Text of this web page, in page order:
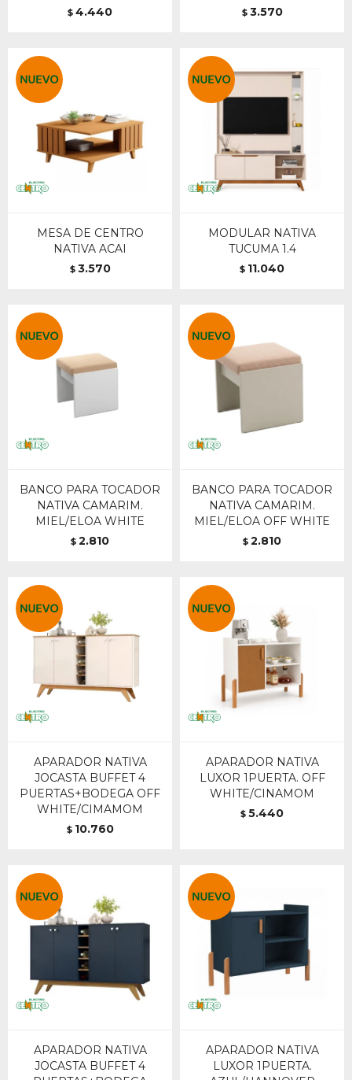
$ 4.440 $ 3.570
MESA DE CENTRO
NATIVA ACAI
$ 3.570
MODULAR NATIVA
TUCUMA 1.4
$ 11.040
BANCO PARA TOCADOR
NATIVA CAMARIM.
MIEL/ELOA WHITE
$ 2.810
BANCO PARA TOCADOR
NATIVA CAMARIM.
MIEL/ELOA OFF WHITE
$ 2.810
APARADOR NATIVA
JOCASTA BUFFET 4
PUERTAS+BODEGA OFF
WHITE/CIMAMOM
$ 10.760
APARADOR NATIVA
LUXOR 1PUERTA. OFF
WHITE/CINAMOM
$ 5.440
APARADOR NATIVA
JOCASTA BUFFET 4
APARADOR NATIVA
LUXOR 1PUERTA.